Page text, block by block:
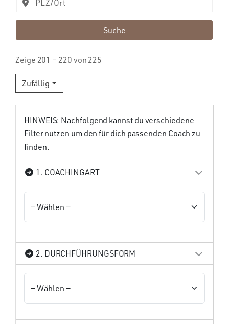
Suche
Zeige 201 – 220 von 225
Zufällig
HINWEIS: Nachfolgend kannst du verschiedene
Filter nutzen um den für dich passenden Coach zu
finden.
1. COACHINGART
2. DURCHFÜHRUNGSFORM